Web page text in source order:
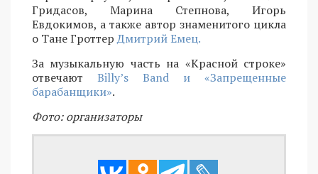
Гридасов, Марина Степнова, Игорь
Евдокимов, а также автор знаменитого цикла
о Тане ГроттерДмитрий Емец.
За музыкальную часть на «Красной строке»
отвечают Billy’s Band и «Запрещенные
барабанщики».
Фото: организаторы